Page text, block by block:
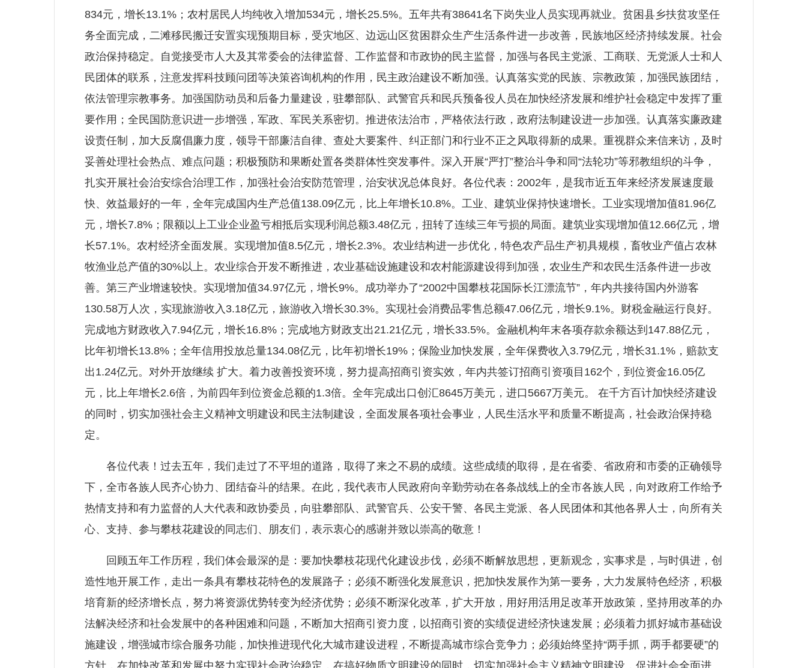
834元，增长13.1%；农村居民人均纯收入增加534元，增长25.5%。五年共有38641名下岗失业人员实现再就业。贫困县乡扶贫攻坚任
务全面完成，二滩移民搬迁安置实现预期目标，受灾地区、边远山区贫困群众生产生活条件进一步改善，民族地区经济持续发展。社会
政治保持稳定。自觉接受市人大及其常委会的法律监督、工作监督和市政协的民主监督，加强与各民主党派、工商联、无党派人士和人
民团体的联系，注意发挥科技顾问团等决策咨询机构的作用，民主政治建设不断加强。认真落实党的民族、宗教政策，加强民族团结，
依法管理宗教事务。加强国防动员和后备力量建设，驻攀部队、武警官兵和民兵预备役人员在加快经济发展和维护社会稳定中发挥了重
要作用；全民国防意识进一步增强，军政、军民关系密切。推进依法治市，严格依法行政，政府法制建设进一步加强。认真落实廉政建
设责任制，加大反腐倡廉力度，领导干部廉洁自律、查处大要案件、纠正部门和行业不正之风取得新的成果。重视群众来信来访，及时
妥善处理社会热点、难点问题；积极预防和果断处置各类群体性突发事件。深入开展“严打”整治斗争和同“法轮功”等邪教组织的斗争，
扎实开展社会治安综合治理工作，加强社会治安防范管理，治安状况总体良好。各位代表：2002年，是我市近五年来经济发展速度最
快、效益最好的一年，全年完成国内生产总值138.09亿元，比上年增长10.8%。工业、建筑业保持快速增长。工业实现增加值81.96亿
元，增长7.8%；限额以上工业企业盈亏相抵后实现利润总额3.48亿元，扭转了连续三年亏损的局面。建筑业实现增加值12.66亿元，增
长57.1%。农村经济全面发展。实现增加值8.5亿元，增长2.3%。农业结构进一步优化，特色农产品生产初具规模，畜牧业产值占农林
牧渔业总产值的30%以上。农业综合开发不断推进，农业基础设施建设和农村能源建设得到加强，农业生产和农民生活条件进一步改
善。第三产业增速较快。实现增加值34.97亿元，增长9%。成功举办了“2002中国攀枝花国际长江漂流节”，年内共接待国内外游客
130.58万人次，实现旅游收入3.18亿元，旅游收入增长30.3%。实现社会消费品零售总额47.06亿元，增长9.1%。财税金融运行良好。
完成地方财政收入7.94亿元，增长16.8%；完成地方财政支出21.21亿元，增长33.5%。金融机构年末各项存款余额达到147.88亿元，
比年初增长13.8%；全年信用投放总量134.08亿元，比年初增长19%；保险业加快发展，全年保费收入3.79亿元，增长31.1%，赔款支
出1.24亿元。对外开放继续 扩大。着力改善投资环境，努力提高招商引资实效，年内共签订招商引资项目162个，到位资金16.05亿
元，比上年增长2.6倍，为前四年到位资金总额的1.3倍。全年完成出口创汇8645万美元，进口5667万美元。 在千方百计加快经济建设
的同时，切实加强社会主义精神文明建设和民主法制建设，全面发展各项社会事业，人民生活水平和质量不断提高，社会政治保持稳
定。
各位代表！过去五年，我们走过了不平坦的道路，取得了来之不易的成绩。这些成绩的取得，是在省委、省政府和市委的正确领导
下，全市各族人民齐心协力、团结奋斗的结果。在此，我代表市人民政府向辛勤劳动在各条战线上的全市各族人民，向对政府工作给予
热情支持和有力监督的人大代表和政协委员，向驻攀部队、武警官兵、公安干警、各民主党派、各人民团体和其他各界人士，向所有关
心、支持、参与攀枝花建设的同志们、朋友们，表示衷心的感谢并致以崇高的敬意！
回顾五年工作历程，我们体会最深的是：要加快攀枝花现代化建设步伐，必须不断解放思想，更新观念，实事求是，与时俱进，创
造性地开展工作，走出一条具有攀枝花特色的发展路子；必须不断强化发展意识，把加快发展作为第一要务，大力发展特色经济，积极
培育新的经济增长点，努力将资源优势转变为经济优势；必须不断深化改革，扩大开放，用好用活用足改革开放政策，坚持用改革的办
法解决经济和社会发展中的各种困难和问题，不断加大招商引资力度，以招商引资的实绩促进经济快速发展；必须着力抓好城市基础设
施建设，增强城市综合服务功能，加快推进现代化大城市建设进程，不断提高城市综合竞争力；必须始终坚持“两手抓，两手都要硬”的
方针，在加快改革和发展中努力实现社会政治稳定，在搞好物质文明建设的同时，切实加强社会主义精神文明建设，促进社会全面进